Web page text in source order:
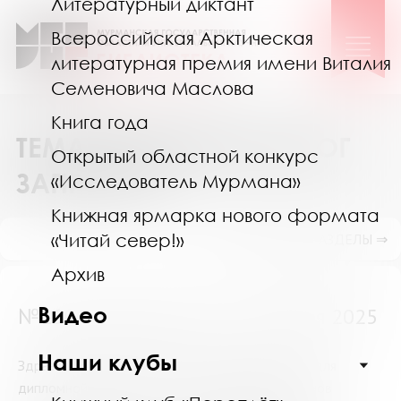
Всероссийская Арктическая
литературная премия имени Виталия
Семеновича Маслова
Книга года
Открытый областной конкурс
«Исследователь Мурмана»
Книжная ярмарка нового формата
«Читай север!»
Архив
Видео
Наши клубы
ТЕМАТИЧЕСКИЙ КАТАЛОГ
ЗАПРОСОВ
№16013 (Мурманск) от 6 ноября 2025
Здравствуйте! Интересует подбор литературы для
дипломной работы по теме "Формирование основ
ПОКАЗАТЬ ПОДРАЗДЕЛЫ ⇒